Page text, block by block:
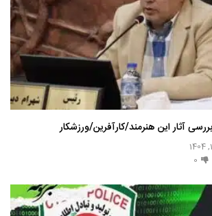
آثار این هنرمند/کارآفرین/ورزشکار
0